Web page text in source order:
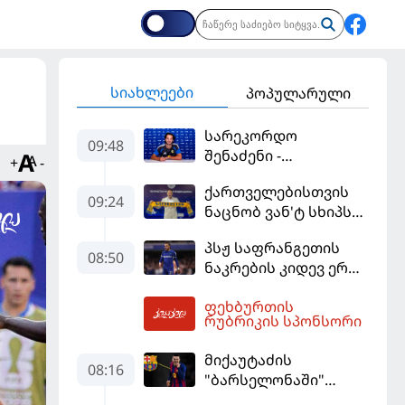
+ -
სიახლეები პოპულარული
09:48
სარეკორდო
შენაძენი -
ლიგის მორიგ გუნდში
გადავიდა
09:24
ქართველებისთვის
ნაცნობ ვან'ტ სხიპს
ჩააბარეს
08:50
პსჟ საფრანგეთის
ნაკრების კიდევ ერთი
დამატებას გეგმავს
ფეხბურთის
რუბრიკის სპონსორი
08:16
მიქაუტაძის
"ბარსელონაში"